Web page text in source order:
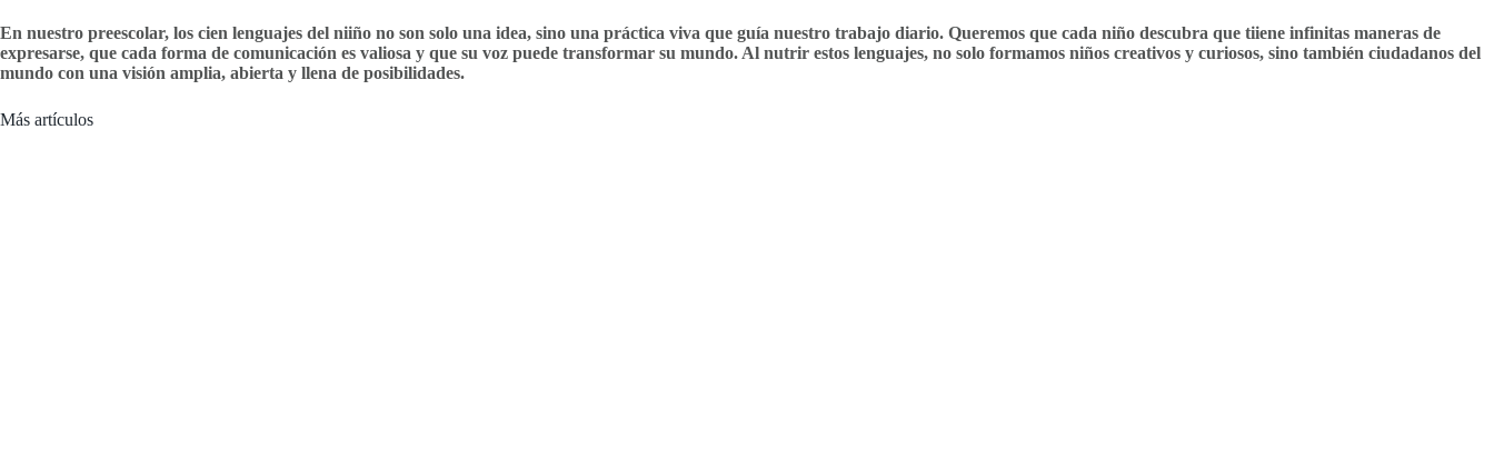
En nuestro preescolar, los cien lenguajes del niiño no son solo una idea, sino una práctica viva que guía nuestro trabajo diario. Queremos que cada niño descubra que tiiene infinitas maneras de
expresarse, que cada forma de comunicación es valiosa y que su voz puede transformar su mundo. Al nutrir estos lenguajes, no solo formamos niños creativos y curiosos, sino también ciudadanos del
mundo con una visión amplia, abierta y llena de posibilidades.
Más artículos